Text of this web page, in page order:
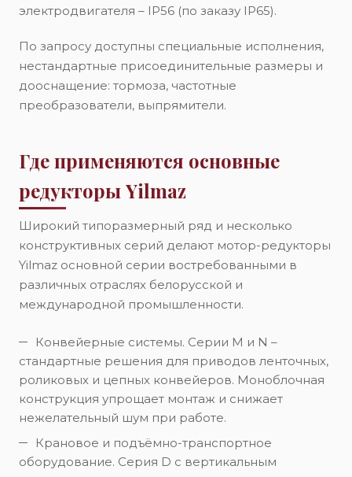
электродвигателя – IP56 (по заказу IP65).
По запросу доступны специальные исполнения,
нестандартные присоединительные размеры и
дооснащение: тормоза, частотные
преобразователи, выпрямители.
Где применяются основные
редукторы Yilmaz
Широкий типоразмерный ряд и несколько
конструктивных серий делают мотор-редукторы
Yilmaz основной серии востребованными в
различных отраслях белорусской и
международной промышленности.
Конвейерные системы. Серии M и N –
стандартные решения для приводов ленточных,
роликовых и цепных конвейеров. Моноблочная
конструкция упрощает монтаж и снижает
нежелательный шум при работе.
Крановое и подъёмно-транспортное
оборудование. Серия D с вертикальным